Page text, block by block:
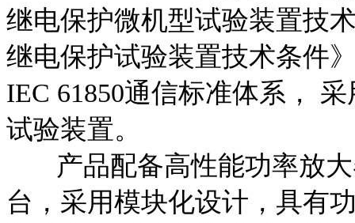
继电保护微机型试验装置技
继电保护试验装置技术条件
IEC 61850通信标准体系，
试验装置。
产品配备高性能功率放大
台，采用模块化设计，具有